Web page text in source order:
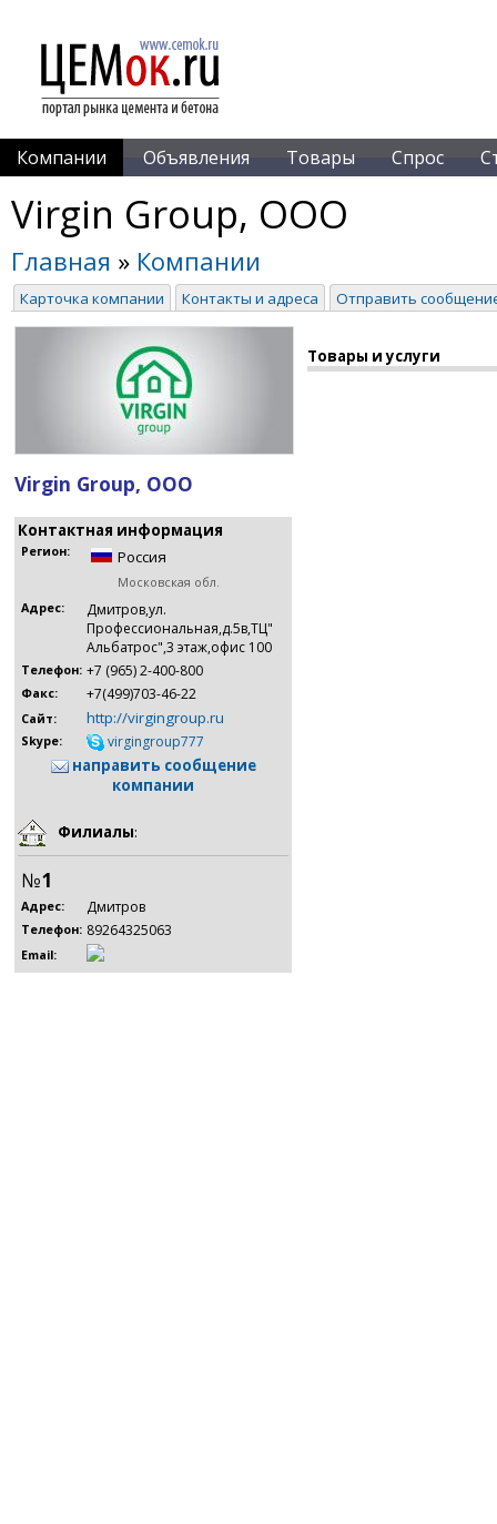
Компании Объявления Товары Спрос
Virgin Group, ООО
Главная » Компании
Карточка компании Контакты и адреса Отправить
Virgin Group, ООО
Контактная информация
Регион: Россия
Московская обл.
Адрес:
Дмитров,ул.
Профессиональная,д.5в,ТЦ"
Альбатрос",3 этаж,офис 100
Телефон: +7 (965) 2-400-800
Факс: +7(499)703-46-22
Сайт: http://virgingroup.ru
Skype: virgingroup777
направить сообщение
компании
Филиалы:
№1
Адрес: Дмитров
Телефон: 89264325063
Email:
Товары и услуги